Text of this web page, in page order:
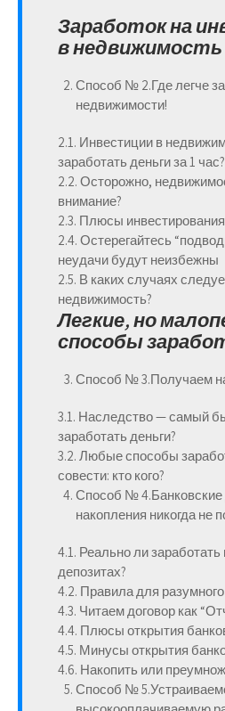
Заработок на
в недвижимость
Способ № 2.Где легче
недвижимости!
2.1. Инвестиции в
заработать деньги за 1 час?
2.2. Осторожно,
внимание?
2.3. Плюсы
2.4. Остерегайтесь
неудачи будут неизбежны
2.5. В каких случаях
недвижимость?
Легкие, но
способы
Способ № 3.Получаем
3.1. Наследство — самый
заработать деньги?
3.2. Любые способы
совести: кто кого?
Способ № 4.
накопления никогда не
4.1. Реально ли
депозитах?
4.2. Правила для
4.3. Читаем договор как
4.4. Плюсы открытия
4.5. Минусы открытия
4.6. Накопить или
Способ № 5.